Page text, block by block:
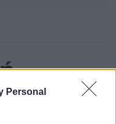
Personalη Μαρία
μέρα για την